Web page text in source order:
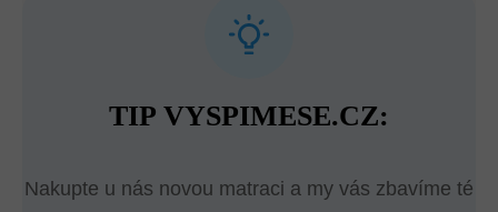
TIP VYSPIMESE.CZ:
Nakupte u nás novou matraci a my vás zbavíme té